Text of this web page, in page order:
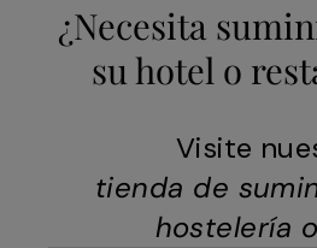
¿Necesita
su hotel o
Visite
tienda de
hostelería